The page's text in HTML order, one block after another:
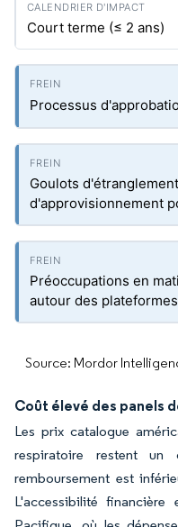
Court terme (≤ 2 ans)
Processus
Goulots
d'approvisionnement
Préoccupations en
autour des
Source: Mordor
Coût élevé des panels
Les prix catalogue
respiratoire restent
remboursement est
L'accessibilité